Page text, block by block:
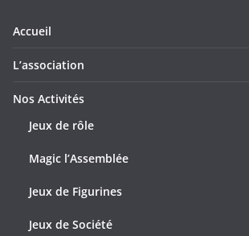
Accueil
L’association
Nos Activités
Jeux de rôle
Magic l’Assemblée
Jeux de Figurines
Jeux de Société